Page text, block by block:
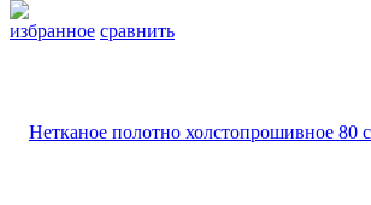
избранное сравнить